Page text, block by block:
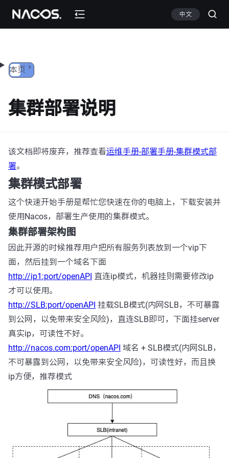
跳转到内容 中文
本页
集群部署说明
该文档即将废弃，推荐查看运维手册-部署手册-集群模式部
署。
集群模式部署
这个快速开始手册是帮忙您快速在你的电脑上，下载安装并
使用Nacos，部署生产使用的集群模式。
集群部署架构图
因此开源的时候推荐用户把所有服务列表放到一个vip下
面，然后挂到一个域名下面
http://ip1:port/openAPI 直连ip模式，机器挂则需要修改ip
才可以使用。
http://SLB:port/openAPI 挂载SLB模式(内网SLB，不可暴露
到公网，以免带来安全风险)，直连SLB即可，下面挂server
真实ip，可读性不好。
http://nacos.com:port/openAPI 域名 + SLB模式(内网SLB，
不可暴露到公网，以免带来安全风险)，可读性好，而且换
ip方便，推荐模式